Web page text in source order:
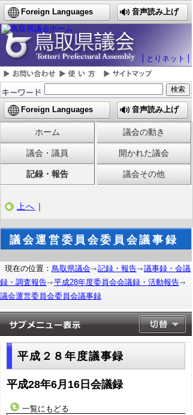
Foreign Languages 音声読み上げ
とりネット
Foreign Languages 音声読み上げ
ホーム 議会の動き
議会・議員 開かれた議会
記録・報告 議会その他
上へ ｜
議会運営委員会委員会議事録
現在の位置： 鳥取県議会 記録・報告
議事録・会議
録・調査報告
平成28年度委員会会議録・活動報告
議会運営委員会委員会議事録
平成２８年度議事録
平成28年6月16日会議録
一覧にもどる